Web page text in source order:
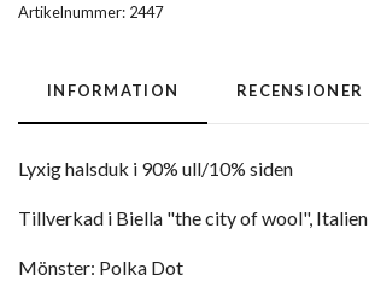
Artikelnummer: 2447
INFORMATION RECENSIONER
Lyxig halsduk i 90% ull/10% siden
Tillverkad i Biella "the city of wool", Italien
Mönster: Polka Dot